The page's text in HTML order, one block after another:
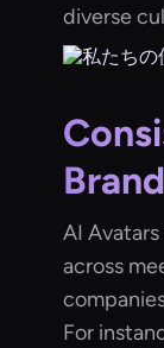
diverse
AI
across
For